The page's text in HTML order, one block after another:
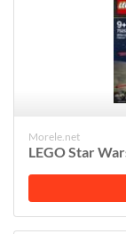
Morele.net
LEGO Star